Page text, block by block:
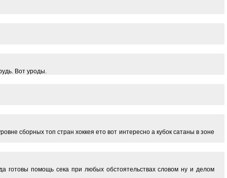
Вот уроды.
сборных топ стран хоккея ето вот интересно а кубок сатаны в зоне
готовы помощь сека при любых обстоятельствах словом ну и делом